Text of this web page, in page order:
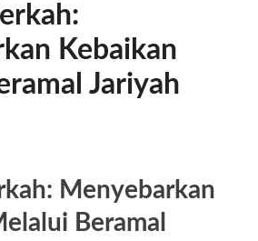
Kebaikan
Jariyah
Menyebarkan
Beramal